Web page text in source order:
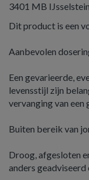
3401 MB IJsselstein
Dit product is een
Aanbevolen
Een gevarieerde,
levensstijl zijn
vervanging van een
Buiten bereik van
Droog, afgesloten
anders